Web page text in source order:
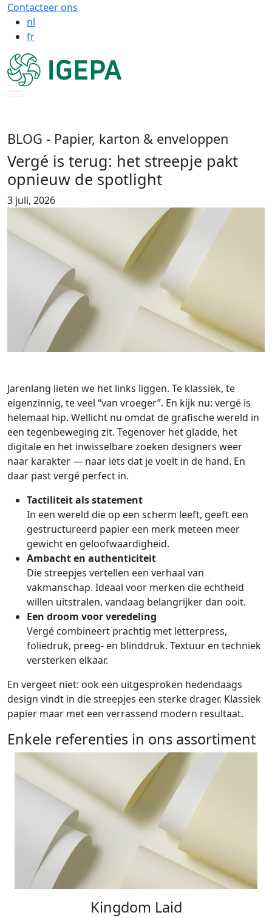
Contacteer ons
nl
fr
BLOG - Papier, karton & enveloppen
Vergé is terug: het streepje pakt
opnieuw de spotlight
3 juli, 2026
Jarenlang lieten we het links liggen. Te klassiek, te
eigenzinnig, te veel “van vroeger”. En kijk nu: vergé is
helemaal hip. Wellicht nu omdat de grafische wereld in
een tegenbeweging zit. Tegenover het gladde, het
digitale en het inwisselbare zoeken designers weer
naar karakter — naar iets dat je voelt in de hand. En
daar past vergé perfect in.
Tactiliteit als statement
In een wereld die op een scherm leeft, geeft een
gestructureerd papier een merk meteen meer
gewicht en geloofwaardigheid.
Ambacht en authenticiteit
Die streepjes vertellen een verhaal van
vakmanschap. Ideaal voor merken die echtheid
willen uitstralen, vandaag belangrijker dan ooit.
Een droom voor veredeling
Vergé combineert prachtig met letterpress,
foliedruk, preeg- en blinddruk. Textuur en techniek
versterken elkaar.
En vergeet niet: ook een uitgesproken hedendaags
design vindt in die streepjes een sterke drager. Klassiek
papier maar met een verrassend modern resultaat.
Enkele referenties in ons assortiment
Kingdom Laid